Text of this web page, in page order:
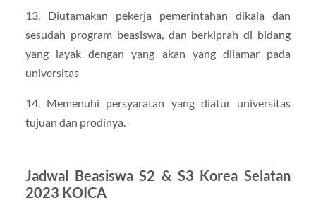
13. Diutamakan pekerja pemerintahan dikala dan
sesudah program beasiswa, dan berkiprah di bidang
yang layak dengan yang akan yang dilamar pada
universitas
14. Memenuhi persyaratan yang diatur universitas
tujuan dan prodinya.
Jadwal Beasiswa S2 & S3 Korea Selatan
2023 KOICA